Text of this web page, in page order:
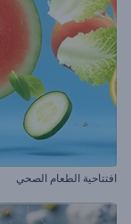
افتتاحية الطعام الصحي